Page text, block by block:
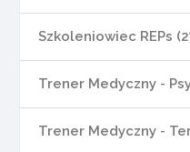
Szkoleniowiec REPs
Trener Medyczny -
Trener Medyczny -